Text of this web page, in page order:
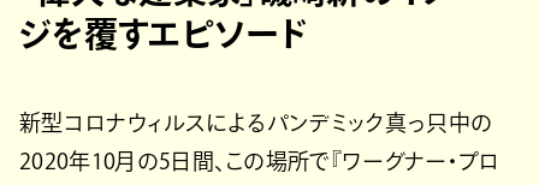
ジを覆すエピソード
新型コロナウィルスによるパンデミック真っ只中の
2020年10月の5日間、この場所で『ワーグナー・プロ